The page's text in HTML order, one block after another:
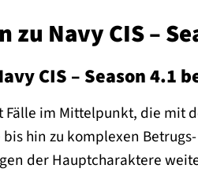
zu Navy CIS –
CIS – Season 4.1
Fälle im Mittelpunkt, die mit
hin zu komplexen
der Hauptcharaktere